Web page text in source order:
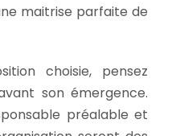
maitrise parfaite de
choisie, pensez
son émergence.
préalable et